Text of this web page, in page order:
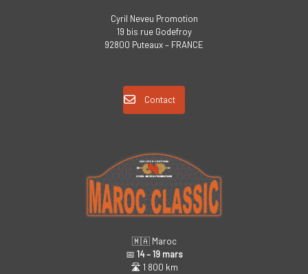
Cyril Neveu Promotion
19 bis rue Godefroy
92800 Puteaux – FRANCE
Contact
🇲🇦 Maroc
📅 14 – 19 mars
🛣️ 1 800 km